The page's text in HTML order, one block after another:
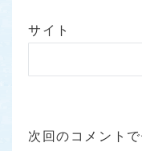
サイト
次回のコメント